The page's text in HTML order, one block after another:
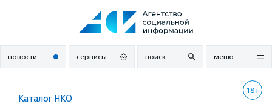
новости сервисы поиск меню
18+
Каталог НКО